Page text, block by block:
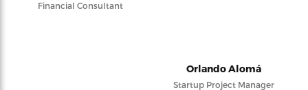
Financial Consultant
Orlando Alomá
Startup Project Manager